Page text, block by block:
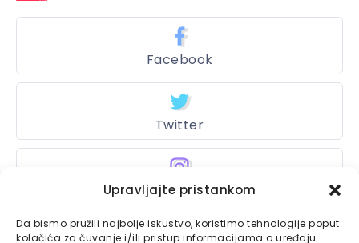
Upravljajte pristankom
Da bismo pružili najbolje iskustvo, koristimo tehnologije poput
kolačića za čuvanje i/ili pristup informacijama o uređaju.
Facebook
Twitter
Instagram